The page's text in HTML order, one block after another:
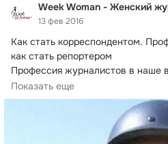
Week Woman - Женский
13 фев 2016
Как стать корреспондентом.
как стать репортером
Профессия журналистов в наше
привлекательной...
Показать еще